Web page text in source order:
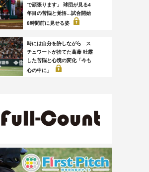
で頑張ります」 球団が見る4
年目の苦悩と覚悟...試合開始
8時間前に見せる姿
時には自分を許しながら...ス
チュワートが捨てた葛藤 吐露
した苦悩と心境の変化「今も
心の中に」